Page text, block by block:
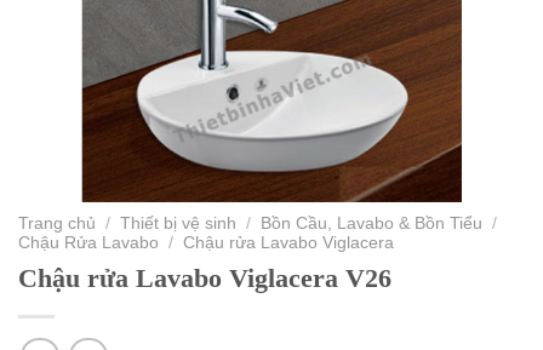
Trang chủ / Thiết bị vệ sinh / Bồn Cầu, Lavabo & Bồn Tiểu
/
Chậu Rửa Lavabo
/ Chậu rửa Lavabo Viglacera
Chậu rửa Lavabo Viglacera V26